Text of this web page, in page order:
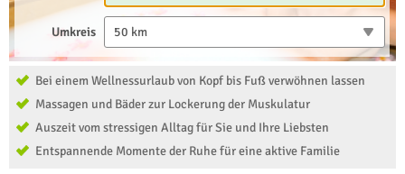
Umkreis 50 km
Bei einem Wellnessurlaub von Kopf bis Fuß verwöhnen lassen
Massagen und Bäder zur Lockerung der Muskulatur
Auszeit vom stressigen Alltag für Sie und Ihre Liebsten
Entspannende Momente der Ruhe für eine aktive Familie